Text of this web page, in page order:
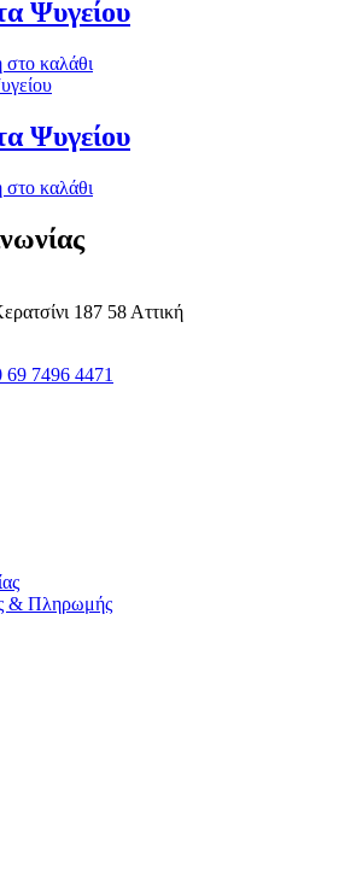
Ψυγείου
καλάθι
Ψυγείου
καλάθι
187 58 Αττική
69 7496 4471
& Πληρωμής